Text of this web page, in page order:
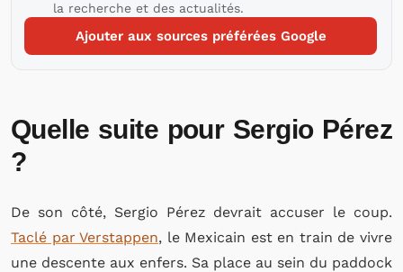
la recherche et des actualités.
Ajouter aux sources préférées Google
Quelle suite pour Sergio Pérez
?
De son côté, Sergio Pérez devrait accuser le coup.
Taclé par Verstappen, le Mexicain est en train de vivre
une descente aux enfers. Sa place au sein du paddock